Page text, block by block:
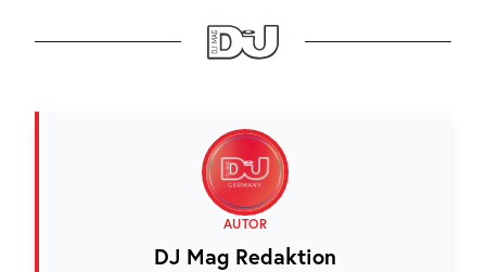
AUTOR
DJ Mag Redaktion